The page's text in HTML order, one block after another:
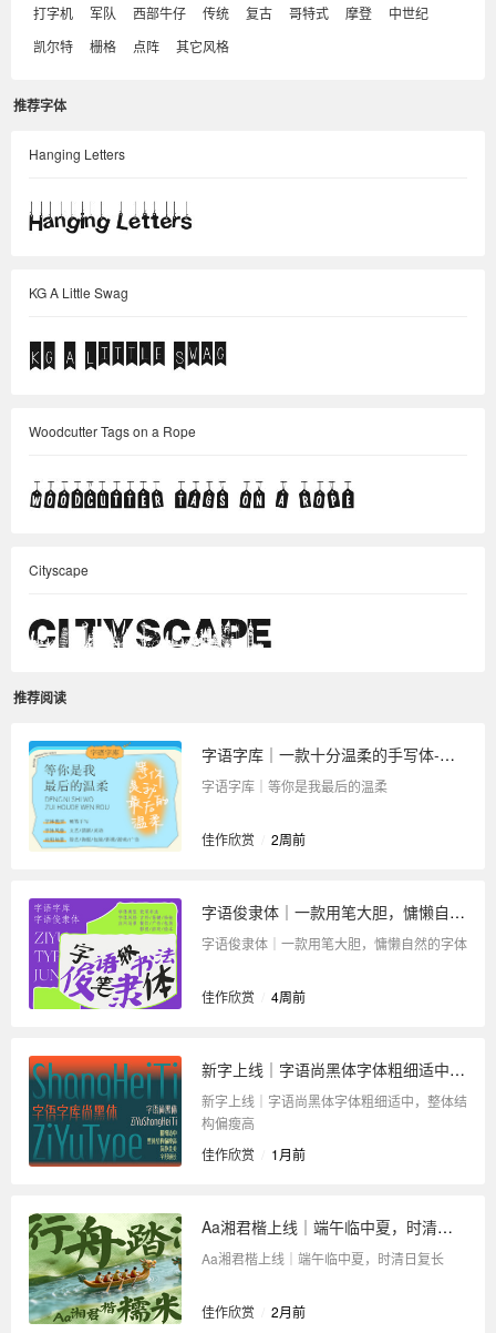
打字机
军队 西部牛仔 传统 复古 哥特式 摩登
中世纪
凯尔特
栅格 点阵 其它风格
推荐字体
Hanging Letters
KG A Little Swag
Woodcutter Tags on a Rope
Cityscape
推荐阅读
字语字库｜一款十分温柔的手写体-等你是我最后的温柔
字语字库｜等你是我最后的温柔
佳作欣赏 2周前
字语俊隶体｜一款用笔大胆，慵懒自然的字体
字语俊隶体｜一款用笔大胆，慵懒自然的字体
佳作欣赏 4周前
新字上线｜字语尚黑体字体粗细适中，整体结构偏瘦高
新字上线｜字语尚黑体字体粗细适中，整体结
构偏瘦高
佳作欣赏
1月前
Aa湘君楷上线｜端午临中夏，时清日复长
Aa湘君楷上线｜端午临中夏，时清日复长
佳作欣赏 2月前